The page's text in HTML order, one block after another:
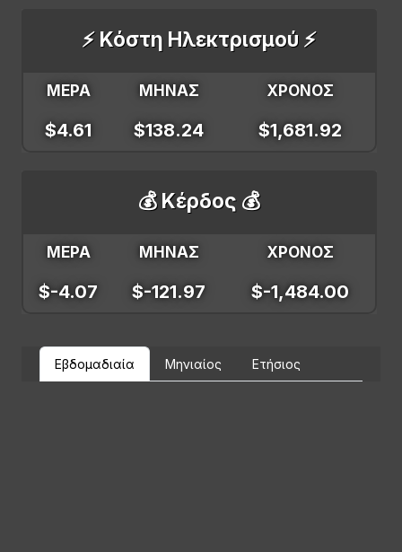
⚡ Κόστη Ηλεκτρισμού ⚡
ΜΕΡΑ ΜΗΝΑΣ ΧΡΟΝΟΣ
$4.61 $138.24 $1,681.92
💰 Κέρδος 💰
ΜΕΡΑ ΜΗΝΑΣ ΧΡΟΝΟΣ
$-4.07 $-121.97 $-1,484.00
Εβδομαδιαία Μηνιαίος Ετήσιος